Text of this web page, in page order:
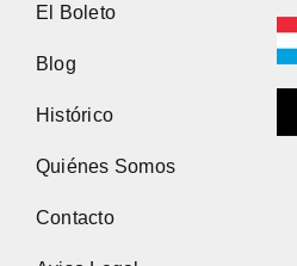
El Boleto
Blog
Histórico
Quiénes Somos
Contacto